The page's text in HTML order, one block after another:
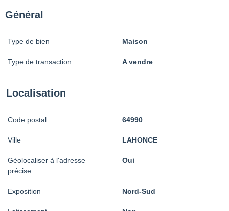
Général
Type de bien Maison
Type de transaction A vendre
Localisation
Code postal 64990
Ville LAHONCE
Géolocaliser à l'adresse
précise
Oui
Exposition Nord-Sud